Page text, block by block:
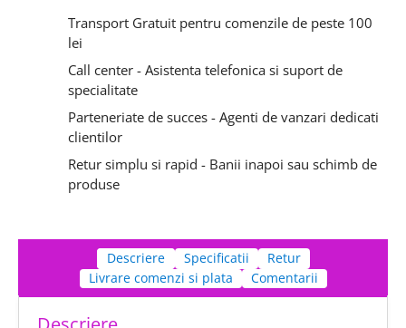
Transport Gratuit pentru comenzile de peste 100
lei
Call center - Asistenta telefonica si suport de
specialitate
Parteneriate de succes - Agenti de vanzari dedicati
clientilor
Retur simplu si rapid - Banii inapoi sau schimb de
produse
Descriere Specificatii
Retur
Livrare comenzi si plata
Comentarii